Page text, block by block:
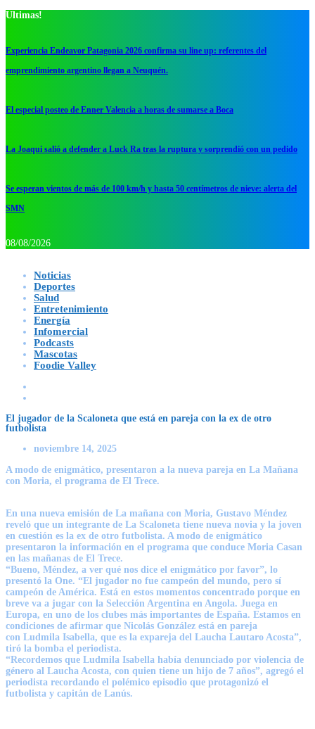
Ultimas!
Experiencia Endeavor Patagonia 2026 confirma su line up: referentes del
emprendimiento argentino llegan a Neuquén.
El especial posteo de Enner Valencia a horas de sumarse a Boca
La Joaqui salió a defender a Luck Ra tras la ruptura y sorprendió con un pedido
Se esperan vientos de más de 100 km/h y hasta 50 centímetros de nieve: alerta del
SMN
08/08/2026
Noticias
Deportes
Salud
Entretenimiento
Energía
Infomercial
Podcasts
Mascotas
Foodie Valley
El jugador de la Scaloneta que está en pareja con la ex de otro
futbolista
noviembre 14, 2025
A modo de enigmático, presentaron a la nueva pareja en La Mañana
con Moria, el programa de El Trece.
En una nueva emisión de La mañana con Moria, Gustavo Méndez
reveló que un integrante de La Scaloneta tiene nueva novia y la joven
en cuestión es la ex de otro futbolista. A modo de enigmático
presentaron la información en el programa que conduce Moria Casan
en las mañanas de El Trece.
“Bueno, Méndez, a ver qué nos dice el enigmático por favor”, lo
presentó la One. “El jugador no fue campeón del mundo, pero sí
campeón de América. Está en estos momentos concentrado porque en
breve va a jugar con la Selección Argentina en Angola. Juega en
Europa, en uno de los clubes más importantes de España. Estamos en
condiciones de afirmar que Nicolás González está en pareja
con Ludmila Isabella, que es la expareja del Laucha Lautaro Acosta”,
tiró la bomba el periodista.
“Recordemos que Ludmila Isabella había denunciado por violencia de
género al Laucha Acosta, con quien tiene un hijo de 7 años”, agregó el
periodista recordando el polémico episodio que protagonizó el
futbolista y capitán de Lanús.